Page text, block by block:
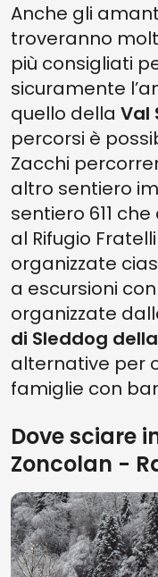
Anche gli
troveranno
più consigliati
sicuramente
quello della Val
percorsi è
Zacchi
altro sentiero
sentiero 611
al Rifugio
organizzate
a escursioni
organizzate
di Sleddog
alternative per
famiglie con
Dove sciare
Zoncolan -